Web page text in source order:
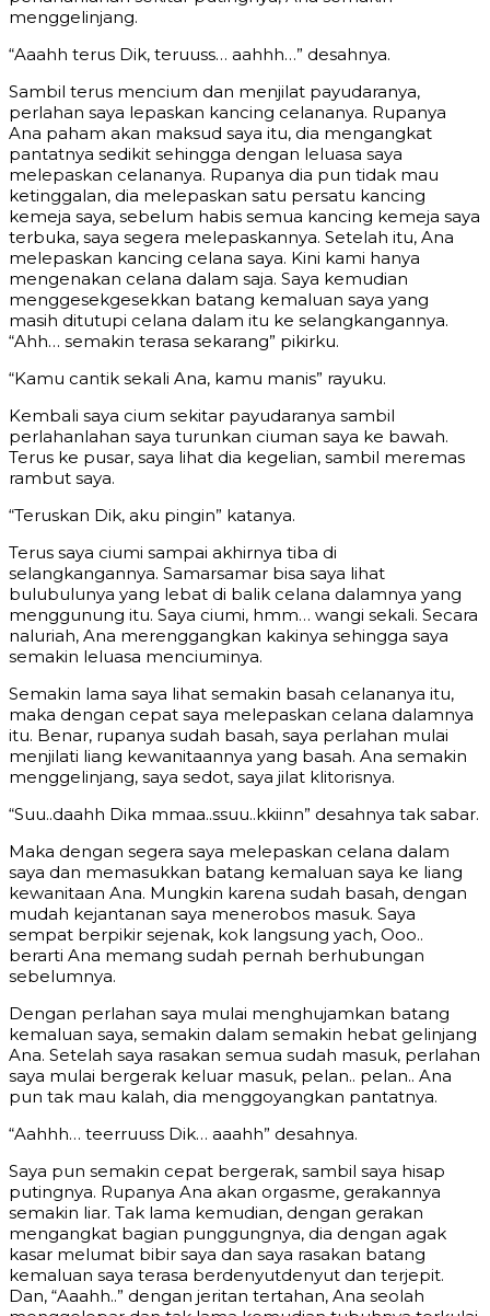
menggelinjang.
“Aaahh terus Dik, teruuss… aahhh…” desahnya.
Sambil terus mencium dan menjilat payudaranya,
perlahan saya lepaskan kancing celananya. Rupanya
Ana paham akan maksud saya itu, dia mengangkat
pantatnya sedikit sehingga dengan leluasa saya
melepaskan celananya. Rupanya dia pun tidak mau
ketinggalan, dia melepaskan satu persatu kancing
kemeja saya, sebelum habis semua kancing kemeja saya
terbuka, saya segera melepaskannya. Setelah itu, Ana
melepaskan kancing celana saya. Kini kami hanya
mengenakan celana dalam saja. Saya kemudian
menggesekgesekkan batang kemaluan saya yang
masih ditutupi celana dalam itu ke selangkangannya.
“Ahh… semakin terasa sekarang” pikirku.
“Kamu cantik sekali Ana, kamu manis” rayuku.
Kembali saya cium sekitar payudaranya sambil
perlahanlahan saya turunkan ciuman saya ke bawah.
Terus ke pusar, saya lihat dia kegelian, sambil meremas
rambut saya.
“Teruskan Dik, aku pingin” katanya.
Terus saya ciumi sampai akhirnya tiba di
selangkangannya. Samarsamar bisa saya lihat
bulubulunya yang lebat di balik celana dalamnya yang
menggunung itu. Saya ciumi, hmm… wangi sekali. Secara
naluriah, Ana merenggangkan kakinya sehingga saya
semakin leluasa menciuminya.
Semakin lama saya lihat semakin basah celananya itu,
maka dengan cepat saya melepaskan celana dalamnya
itu. Benar, rupanya sudah basah, saya perlahan mulai
menjilati liang kewanitaannya yang basah. Ana semakin
menggelinjang, saya sedot, saya jilat klitorisnya.
“Suu..daahh Dika mmaa..ssuu..kkiinn” desahnya tak sabar.
Maka dengan segera saya melepaskan celana dalam
saya dan memasukkan batang kemaluan saya ke liang
kewanitaan Ana. Mungkin karena sudah basah, dengan
mudah kejantanan saya menerobos masuk. Saya
sempat berpikir sejenak, kok langsung yach, Ooo..
berarti Ana memang sudah pernah berhubungan
sebelumnya.
Dengan perlahan saya mulai menghujamkan batang
kemaluan saya, semakin dalam semakin hebat gelinjang
Ana. Setelah saya rasakan semua sudah masuk, perlahan
saya mulai bergerak keluar masuk, pelan.. pelan.. Ana
pun tak mau kalah, dia menggoyangkan pantatnya.
“Aahhh… teerruuss Dik… aaahh” desahnya.
Saya pun semakin cepat bergerak, sambil saya hisap
putingnya. Rupanya Ana akan orgasme, gerakannya
semakin liar. Tak lama kemudian, dengan gerakan
mengangkat bagian punggungnya, dia dengan agak
kasar melumat bibir saya dan saya rasakan batang
kemaluan saya terasa berdenyutdenyut dan terjepit.
Dan, “Aaahh..” dengan jeritan tertahan, Ana seolah